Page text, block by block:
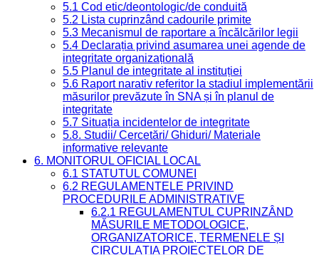
5.1 Cod etic/deontologic/de conduită
5.2 Lista cuprinzând cadourile primite
5.3 Mecanismul de raportare a încălcărilor legii
5.4 Declarația privind asumarea unei agende de
integritate organizațională
5.5 Planul de integritate al instituției
5.6 Raport narativ referitor la stadiul implementării
măsurilor prevăzute în SNA și în planul de
integritate
5.7 Situația incidentelor de integritate
5.8. Studii/ Cercetări/ Ghiduri/ Materiale
informative relevante
6. MONITORUL OFICIAL LOCAL
6.1 STATUTUL COMUNEI
6.2 REGULAMENTELE PRIVIND
PROCEDURILE ADMINISTRATIVE
6.2.1 REGULAMENTUL CUPRINZÂND
MĂSURILE METODOLOGICE,
ORGANIZATORICE, TERMENELE ȘI
CIRCULAȚIA PROIECTELOR DE